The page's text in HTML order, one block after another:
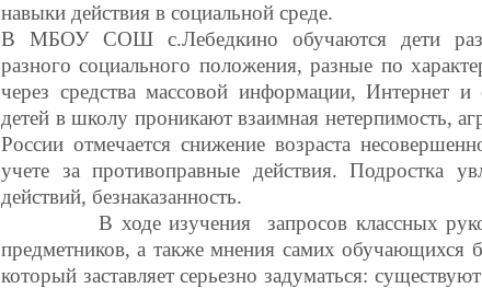
навыки действия в социальной среде.
В МБОУ СОШ с.Лебедкино обучаются дети
разного социального положения, разные по
через средства массовой информации, Интернет и
детей в школу проникают взаимная нетерпимость,
России отмечается снижение возраста
учете за противоправные действия. Подростка
действий, безнаказанность.
В ходе изучения запросов классных
предметников, а также мнения самих обучающихся
который заставляет серьезно задуматься: